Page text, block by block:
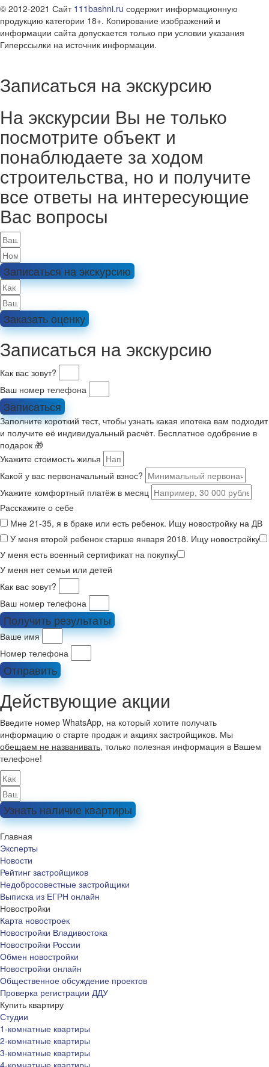
© 2012-2021 Сайт 111bashni.ru содержит информационную
продукцию категории 18+. Копирование изображений и
информации сайта допускается только при условии указания
Гиперссылки на источник информации.
Записаться на экскурсию
На экскурсии Вы не только
посмотрите объект и
понаблюдаете за ходом
строительства, но и получите
все ответы на интересующие
Вас вопросы
Записаться на экскурсию
Заказать оценку
Записаться на экскурсию
Как вас зовут?
Ваш номер телефона
Записаться
Заполните короткий тест, чтобы узнать какая ипотека вам подходит
и получите её индивидуальный расчёт. Бесплатное одобрение в
подарок 🎁
Укажите стоимость жилья
Какой у вас первоначальный взнос?
Укажите комфортный платёж в месяц
Расскажите о себе
Мне 21-35, я в браке или есть ребенок. Ищу новостройку на ДВ
У меня второй ребенок старше января 2018. Ищу новостройку
У меня есть военный сертификат на покупку
У меня нет семьи или детей
Как вас зовут?
Ваш номер телефона
Получить результаты
Ваше имя
Номер телефона
Отправить
Действующие акции
Введите номер WhatsApp, на который хотите получать
информацию о старте продаж и акциях застройщиков. Мы
обещаем не названивать, только полезная информация в Вашем
телефоне!
Узнать наличие квартиры
Главная
Эксперты
Новости
Рейтинг застройщиков
Недобросовестные застройщики
Выписка из ЕГРН онлайн
Новостройки
Карта новостроек
Новостройки Владивостока
Новостройки России
Обмен новостройки
Новостройки онлайн
Общественное обсуждение проектов
Проверка регистрации ДДУ
Купить квартиру
Студии
1-комнатные квартиры
2-комнатные квартиры
3-комнатные квартиры
4-комнатные квартиры